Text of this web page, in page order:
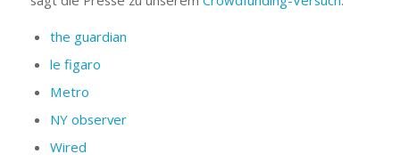
the guardian
le figaro
Metro
NY observer
Wired